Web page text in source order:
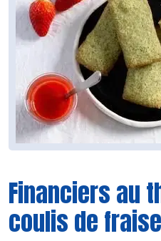
Financiers au
coulis de